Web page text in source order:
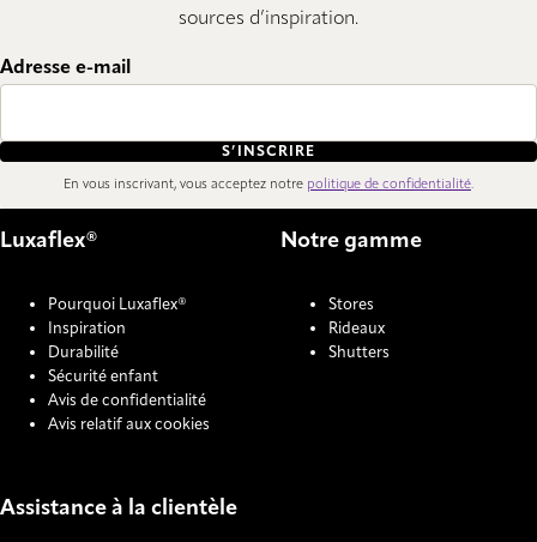
sources d’inspiration.
Adresse e-mail
S’INSCRIRE
En vous inscrivant, vous acceptez notre politique de confidentialité.
Luxaflex®
Pourquoi Luxaflex®
Inspiration
Durabilité
Sécurité enfant
Avis de confidentialité
Avis relatif aux cookies
Notre gamme
Stores
Rideaux
Shutters
Assistance à la clientèle